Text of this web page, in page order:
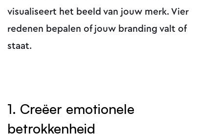
visualiseert het beeld van jouw merk. Vier
redenen bepalen of jouw branding valt of
staat.
1. Creëer emotionele
betrokkenheid